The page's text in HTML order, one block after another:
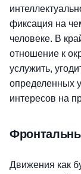
фиксация на
человеке. В
отношение к
услужить,
определенных
интересов на
Движения как